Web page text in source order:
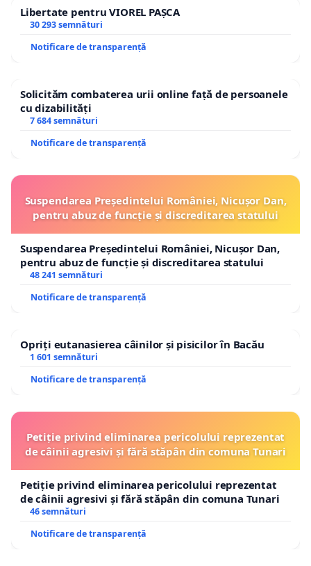
Libertate pentru VIOREL PAȘCA
30 293 semnături
Notificare de transparență
Solicităm combaterea urii online față de persoanele
cu dizabilități
7 684 semnături
Notificare de transparență
Suspendarea Președintelui României, Nicușor Dan,
pentru abuz de funcție și discreditarea statului
Suspendarea Președintelui României, Nicușor Dan,
pentru abuz de funcție și discreditarea statului
48 241 semnături
Notificare de transparență
Opriți eutanasierea câinilor și pisicilor în Bacău
1 601 semnături
Notificare de transparență
Petiție privind eliminarea pericolului reprezentat
de câinii agresivi și fără stăpân din comuna Tunari
Petiție privind eliminarea pericolului reprezentat
de câinii agresivi și fără stăpân din comuna Tunari
46 semnături
Notificare de transparență